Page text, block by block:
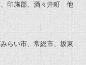
、印旛郡、酒々井町 他
らい市、常総市、坂東